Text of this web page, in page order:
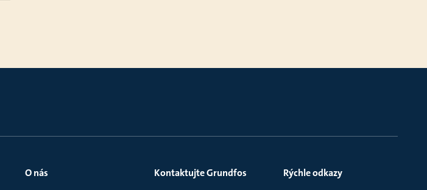
O nás
Kontaktujte Grundfos
Rýchle odkazy